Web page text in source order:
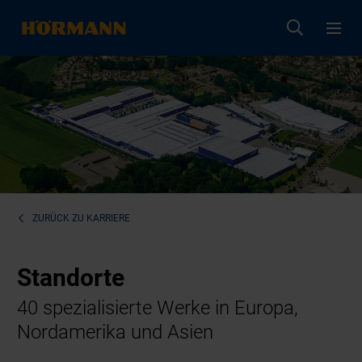
ZURÜCK ZU KARRIERE
Standorte
40 spezialisierte Werke in Europa,
Nordamerika und Asien